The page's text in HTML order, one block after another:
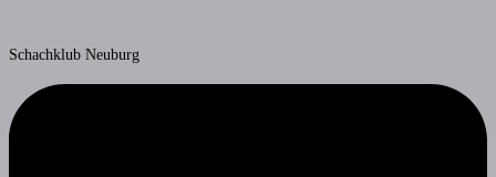
Schachklub Neuburg